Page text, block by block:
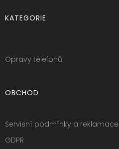
KATEGORIE
Opravy telefonů
OBCHOD
Servisní podmínky a reklamace
GDPR